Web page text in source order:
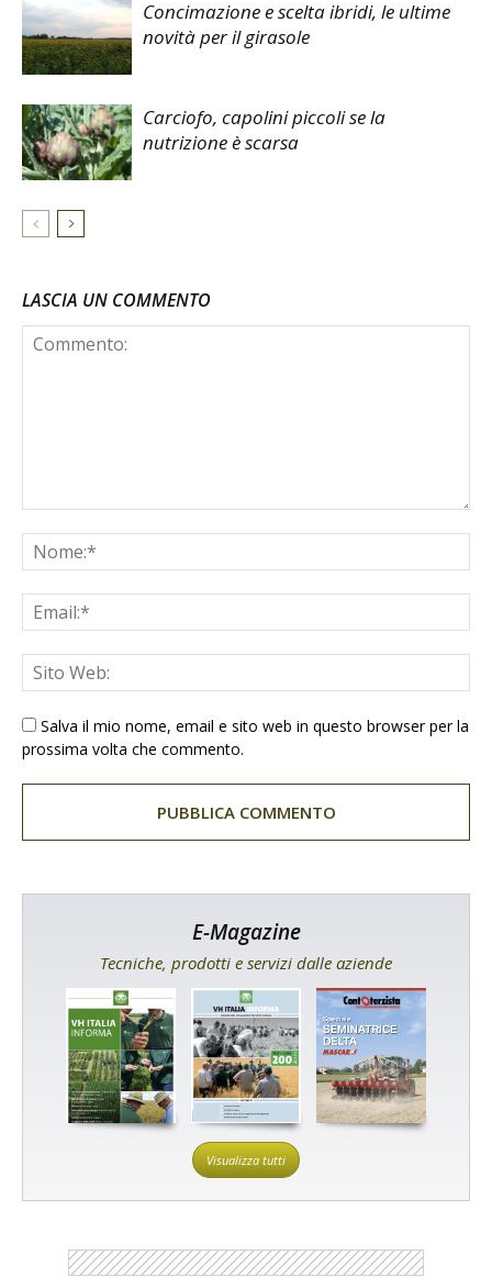
Concimazione e scelta ibridi, le ultime
novità per il girasole
Carciofo, capolini piccoli se la
nutrizione è scarsa
LASCIA UN COMMENTO
Salva il mio nome, email e sito web in questo browser per la
prossima volta che commento.
E-Magazine
Tecniche, prodotti e servizi dalle aziende
Visualizza tutti